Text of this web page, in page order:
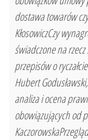
dostawa towarów
KłosowiczCzy
świadczone na
przepisów o
Hubert
analiza i ocena
obowiązujących od